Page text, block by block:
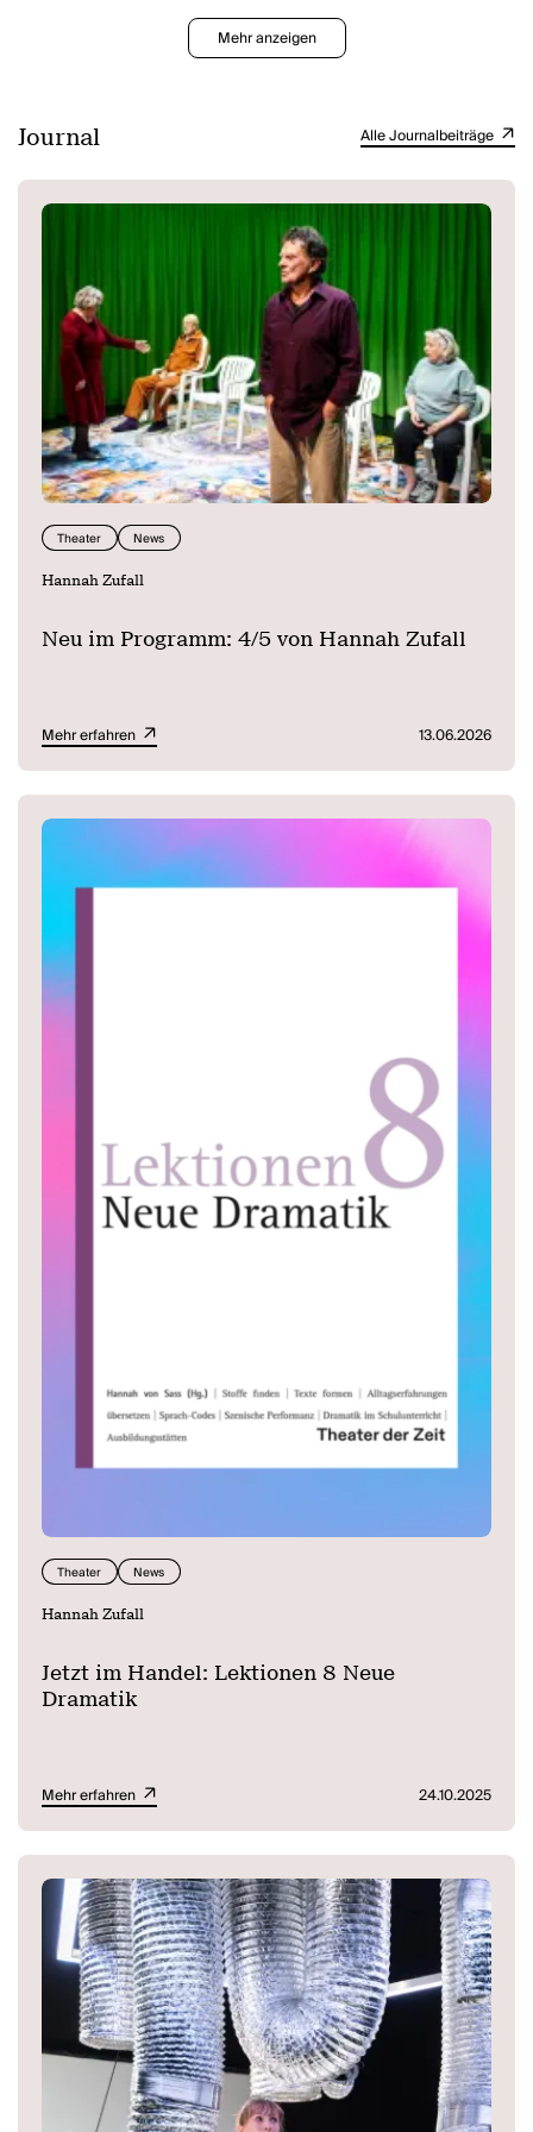
Missgunst der Dorfgesellschaft – und in den Fokus tödlicher
Anklagen geriet. Während Britta ihren Spuren folgt, verweben sich
Vergangenheit und Gegenwart zu einem Netz aus Abhängigkeit und
Abelke steckt in Britta selbst? (Thalia Theater Hamburg)
Mehr anzeigen
Journal Alle Journalbeiträge
Theater News
Hannah Zufall
Neu im Programm: 4/5 von Hannah Zufall
Mehr erfahren 13.06.2026
Theater News
Hannah Zufall
Jetzt im Handel: Lektionen 8 Neue
Dramatik
Mehr erfahren 24.10.2025